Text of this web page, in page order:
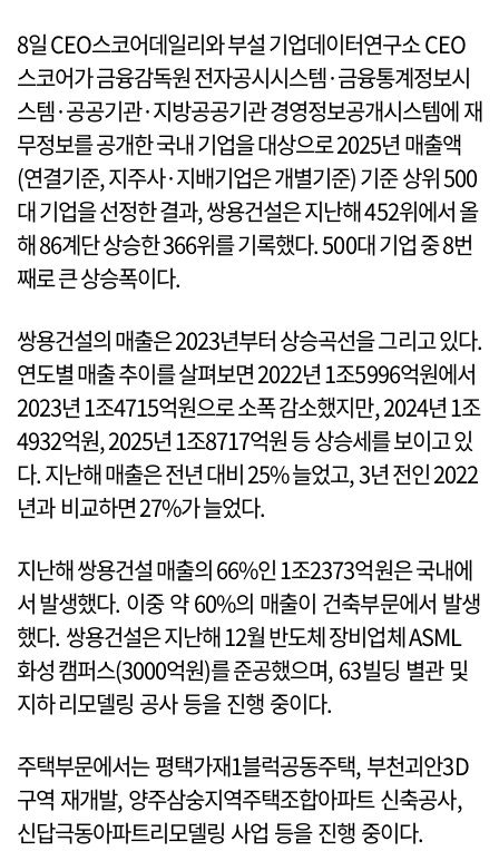
8일 CEO스코어데일리와 부설 기업데이터연구소 CEO
스코어가 금융감독원 전자공시시스템·금융통계정보시
스템·공공기관·지방공공기관 경영정보공개시스템에 재
무정보를 공개한 국내 기업을 대상으로 2025년 매출액
(연결기준, 지주사·지배기업은 개별기준) 기준 상위 500
대 기업을 선정한 결과, 쌍용건설은 지난해 452위에서 올
해 86계단 상승한 366위를 기록했다. 500대 기업 중 8번
째로 큰 상승폭이다.
쌍용건설의 매출은 2023년부터 상승곡선을 그리고 있다.
연도별 매출 추이를 살펴보면 2022년 1조5996억원에서
2023년 1조4715억원으로 소폭 감소했지만, 2024년 1조
4932억원, 2025년 1조8717억원 등 상승세를 보이고 있
다. 지난해 매출은 전년 대비 25% 늘었고, 3년 전인 2022
년과 비교하면 27%가 늘었다.
지난해 쌍용건설 매출의 66%인 1조2373억원은 국내에
서 발생했다. 이중 약 60%의 매출이 건축부문에서 발생
했다. 쌍용건설은 지난해 12월 반도체 장비업체 ASML
화성 캠퍼스(3000억원)를 준공했으며, 63빌딩 별관 및
지하 리모델링 공사 등을 진행 중이다.
주택부문에서는 평택가재1블럭공동주택, 부천괴안3D
구역 재개발, 양주삼숭지역주택조합아파트 신축공사,
신답극동아파트리모델링 사업 등을 진행 중이다.